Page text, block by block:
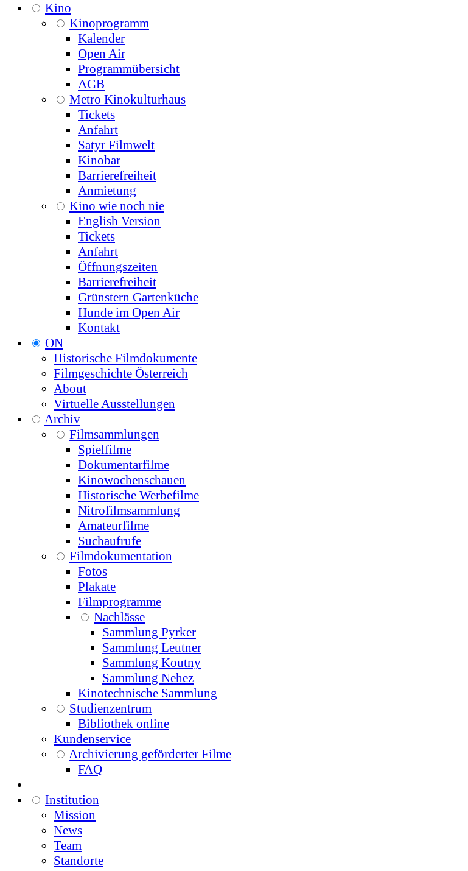
Kino
Kinoprogramm
Kalender
Open Air
Programmübersicht
AGB
Metro Kinokulturhaus
Tickets
Anfahrt
Satyr Filmwelt
Kinobar
Barrierefreiheit
Anmietung
Kino wie noch nie
English Version
Tickets
Anfahrt
Öffnungszeiten
Barrierefreiheit
Grünstern Gartenküche
Hunde im Open Air
Kontakt
ON
Historische Filmdokumente
Filmgeschichte Österreich
About
Virtuelle Ausstellungen
Archiv
Filmsammlungen
Spielfilme
Dokumentarfilme
Kinowochenschauen
Historische Werbefilme
Nitrofilmsammlung
Amateurfilme
Suchaufrufe
Filmdokumentation
Fotos
Plakate
Filmprogramme
Nachlässe
Sammlung Pyrker
Sammlung Leutner
Sammlung Koutny
Sammlung Nehez
Kinotechnische Sammlung
Studienzentrum
Bibliothek online
Kundenservice
Archivierung geförderter Filme
FAQ
Institution
Mission
News
Team
Standorte